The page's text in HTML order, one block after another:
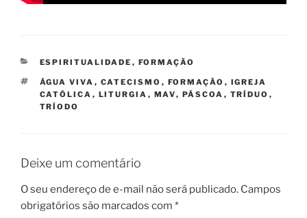
CATEGORIAS
ESPIRITUALIDADE , FORMAÇÃO
TAGS
ÁGUA VIVA , CATECISMO , FORMAÇÃO , IGREJA
CATÓLICA , LITURGIA , MAV, PÁSCOA , TRÍDUO ,
TRÍODO
Deixe um comentário
O seu endereço de e-mail não será publicado. Campos
obrigatórios são marcados com *